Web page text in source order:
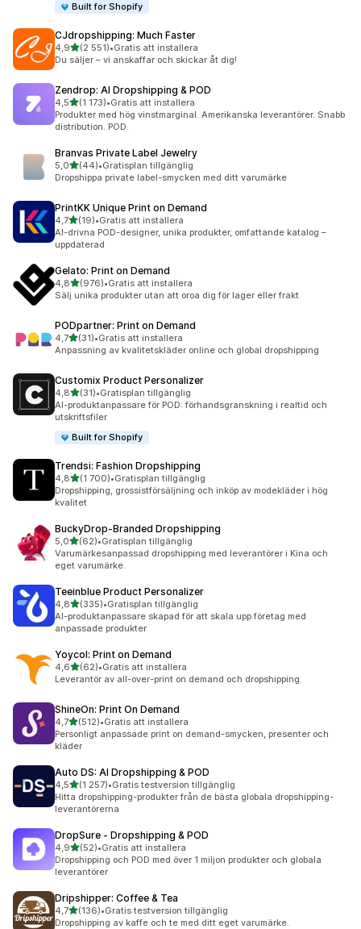
Built for Shopify
CJdropshipping: Much Faster
4,9av 5 stjärnor
(2 551)
2551 recensioner totalt
•Gratis att installera
Du säljer – vi anskaffar och skickar åt dig!
Zendrop: AI Dropshipping & POD
4,5av 5 stjärnor
(1 173)
1173 recensioner totalt
•Gratis att installera
Produkter med hög vinstmarginal. Amerikanska leverantörer. Snabb
distribution. POD.
Branvas Private Label Jewelry
5,0av 5 stjärnor
(44)
44 recensioner totalt
•Gratisplan tillgänglig
Dropshippa private label-smycken med ditt varumärke
PrintKK Unique Print on Demand
4,7av 5 stjärnor
(19)
19 recensioner totalt
•Gratis att installera
AI-drivna POD-designer, unika produkter, omfattande katalog –
uppdaterad
Gelato: Print on Demand
4,8av 5 stjärnor
(976)
976 recensioner totalt
•Gratis att installera
Sälj unika produkter utan att oroa dig för lager eller frakt
PODpartner: Print on Demand
4,7av 5 stjärnor
(31)
31 recensioner totalt
•Gratis att installera
Anpassning av kvalitetskläder online och global dropshipping
Customix Product Personalizer
4,8av 5 stjärnor
(31)
31 recensioner totalt
•Gratisplan tillgänglig
AI-produktanpassare för POD: förhandsgranskning i realtid och
utskriftsfiler
Built for Shopify
Trendsi: Fashion Dropshipping
4,8av 5 stjärnor
(1 700)
1700 recensioner totalt
•Gratisplan tillgänglig
Dropshipping, grossistförsäljning och inköp av modekläder i hög
kvalitet
BuckyDrop‑Branded Dropshipping
5,0av 5 stjärnor
(62)
62 recensioner totalt
•Gratisplan tillgänglig
Varumärkesanpassad dropshipping med leverantörer i Kina och
eget varumärke.
Teeinblue Product Personalizer
4,8av 5 stjärnor
(335)
335 recensioner totalt
•Gratisplan tillgänglig
AI-produktanpassare skapad för att skala upp företag med
anpassade produkter
Yoycol: Print on Demand
4,6av 5 stjärnor
(62)
62 recensioner totalt
•Gratis att installera
Leverantör av all-over-print on demand och dropshipping.
ShineOn: Print On Demand
4,7av 5 stjärnor
(512)
512 recensioner totalt
•Gratis att installera
Personligt anpassade print on demand-smycken, presenter och
kläder
Auto DS: AI Dropshipping & POD
4,5av 5 stjärnor
(1 257)
1257 recensioner totalt
•Gratis testversion tillgänglig
Hitta dropshipping-produkter från de bästa globala dropshipping-
leverantörerna
DropSure ‑ Dropshipping & POD
4,9av 5 stjärnor
(52)
52 recensioner totalt
•Gratis att installera
Dropshipping och POD med över 1 miljon produkter och globala
leverantörer
Dripshipper: Coffee & Tea
4,7av 5 stjärnor
(136)
136 recensioner totalt
•Gratis testversion tillgänglig
Dropshipping av kaffe och te med ditt eget varumärke.